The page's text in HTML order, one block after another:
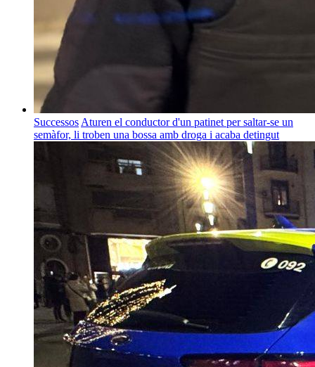
Successos Aturen el conductor d'un patinet per saltar-se un
semàfor, li troben una bossa amb droga i acaba detingut